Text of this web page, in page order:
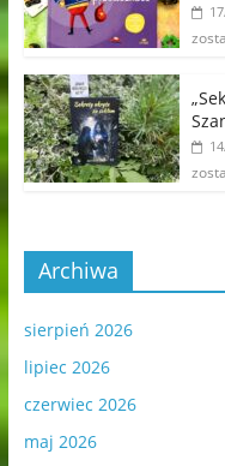
Archiwa
sierpień 2026
lipiec 2026
czerwiec 2026
maj 2026